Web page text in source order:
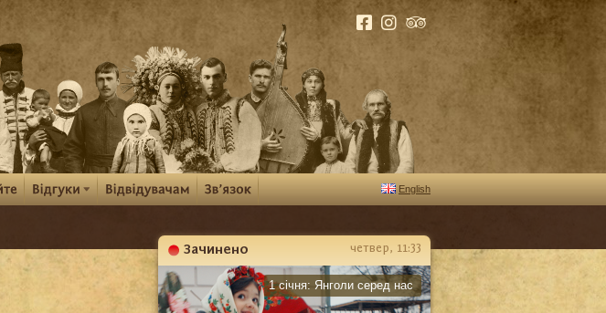
English
Зачинено
Карантин
четвер, 11:33
1 січня: Янголи серед нас